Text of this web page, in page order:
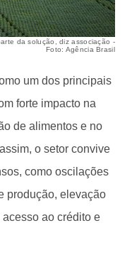
da solução, diz associação -
Foto: Agência Brasil
um dos principais
forte impacto na
de alimentos e no
o setor convive
como oscilações
produção, elevação
ao crédito e